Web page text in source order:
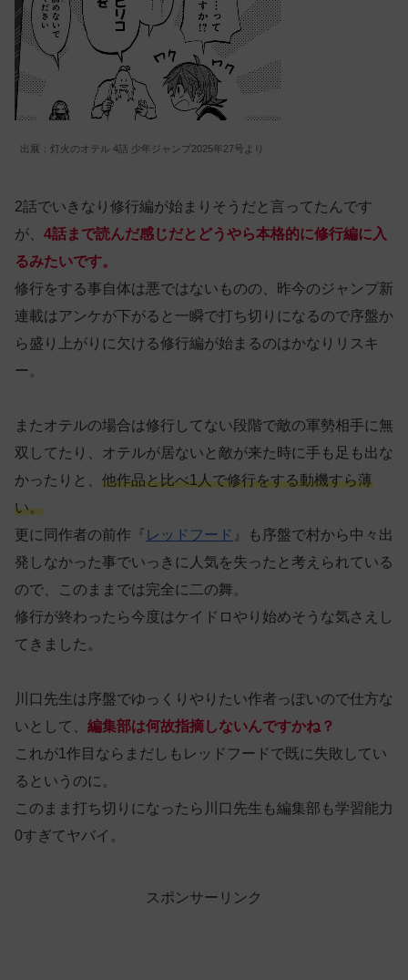
出展：灯火のオテル 4話 少年ジャンプ2025年27号より
2話でいきなり修行編が始まりそうだと言ってたんです
が、 4話まで読んだ感じだとどうやら本格的に修行編に入
るみたいです。
修行をする事自体は悪ではないものの、昨今のジャンプ新
連載はアンケが下がると一瞬で打ち切りになるので序盤か
ら盛り上がりに欠ける修行編が始まるのはかなりリスキ
ー。
またオテルの場合は修行してない段階で敵の軍勢相手に無
双してたり、オテルが居ないと敵が来た時に手も足も出な
かったりと、 他作品と比べ1人で修行をする動機すら薄
い。
更に同作者の前作『 レッドフード 』も序盤で村から中々出
発しなかった事でいっきに人気を失ったと考えられている
ので、このままでは完全に二の舞。
修行が終わったら今度はケイドロやり始めそうな気さえし
てきました。
川口先生は序盤でゆっくりやりたい作者っぽいので仕方な
いとして、 編集部は何故指摘しないんですかね？
これが1作目ならまだしもレッドフードで既に失敗してい
るというのに。
このまま打ち切りになったら川口先生も編集部も学習能力
0すぎてヤバイ。
スポンサーリンク